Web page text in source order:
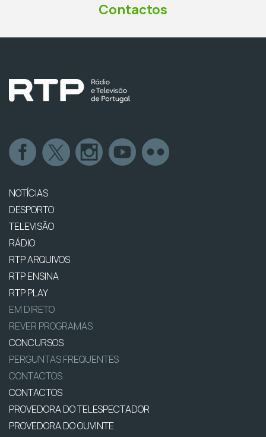
Contactos
NOTÍCIAS
DESPORTO
TELEVISÃO
RÁDIO
RTP ARQUIVOS
RTP ENSINA
RTP PLAY
EM DIRETO
REVER PROGRAMAS
CONCURSOS
PERGUNTAS FREQUENTES
CONTACTOS
CONTACTOS
PROVEDORA DO TELESPECTADOR
PROVEDORA DO OUVINTE